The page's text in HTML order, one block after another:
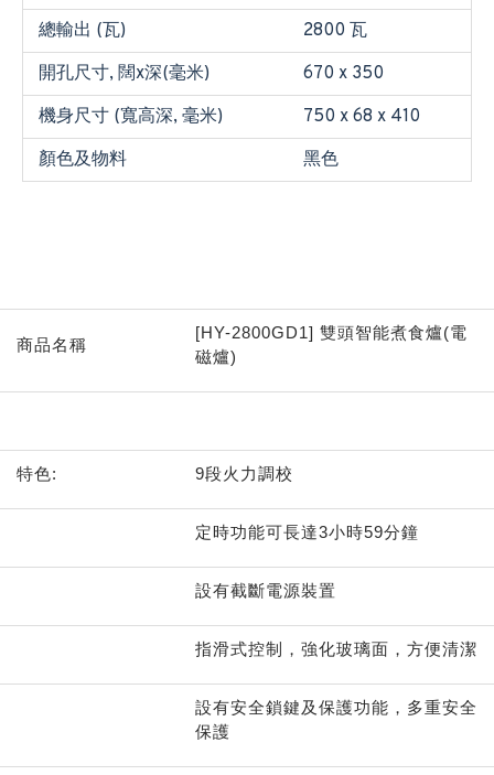
總輸出 (瓦)
2800 瓦
開孔尺寸, 闊x深(毫米)
670 x 350
機身尺寸 (寬高深, 毫米)
750 x 68 x 410
顏色及物料
黑色
商品名稱
[HY-2800GD1] 雙頭智能煮食爐(電
磁爐)
特色: 9段火力調校
定時功能可長達3小時59分鐘
設有截斷電源裝置
指滑式控制，強化玻璃面，方便清潔
設有安全鎖鍵及保護功能，多重安全
保護